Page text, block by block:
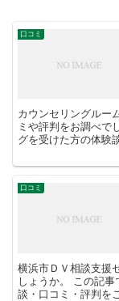
口コミ
カウンセリングルー
ミや評判をお調べで
グを受けた方の体験
口コミ
横浜市ＤＶ相談支援
しょうか。 この記
談・口コミ・評判を